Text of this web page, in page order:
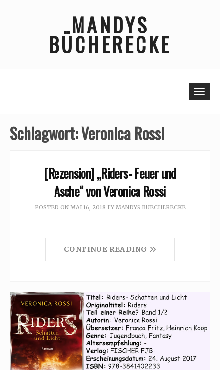
MANDYS
BÜCHERECKE
Schlagwort:Veronica Rossi
[Rezension] „Riders- Feuer und
Asche“ von Veronica Rossi
POSTED ON MAI 16, 2018 BY MANDYS BUECHERECKE
CONTINUE READING